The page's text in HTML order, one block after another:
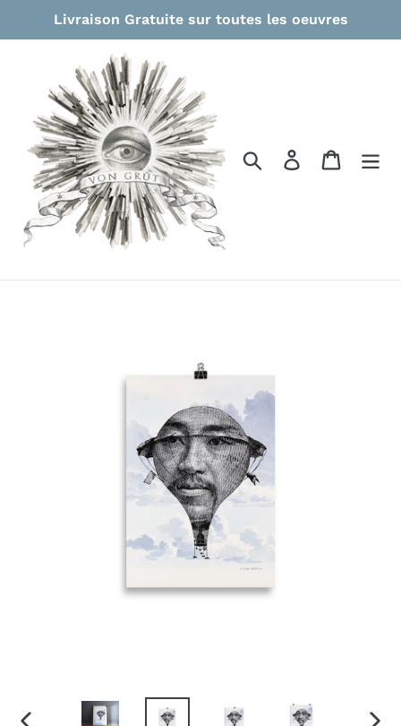
Livraison Gratuite sur toutes les oeuvres
RechercherSe connecter
Panier